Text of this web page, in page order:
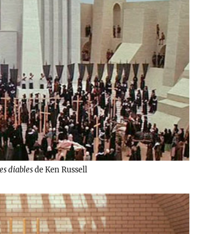
diablesde Ken Russell